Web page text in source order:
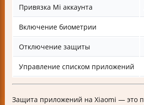
Привязка Mi аккаунта
Включение биометрии
Отключение защиты
Управление списком приложений
Защита приложений на Xiaomi — это